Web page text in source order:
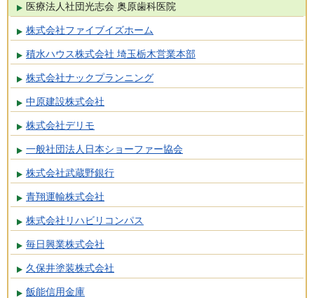
医療法人社団光志会 奥原歯科医院
株式会社ファイブイズホーム
積水ハウス株式会社 埼玉栃木営業本部
株式会社ナックプランニング
中原建設株式会社
株式会社デリモ
一般社団法人日本ショーファー協会
株式会社武蔵野銀行
青翔運輸株式会社
株式会社リハビリコンパス
毎日興業株式会社
久保井塗装株式会社
飯能信用金庫